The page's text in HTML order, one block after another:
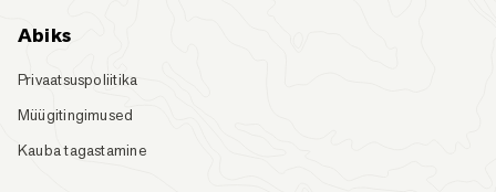
Abiks
Privaatsuspoliitika
Müügitingimused
Kauba tagastamine